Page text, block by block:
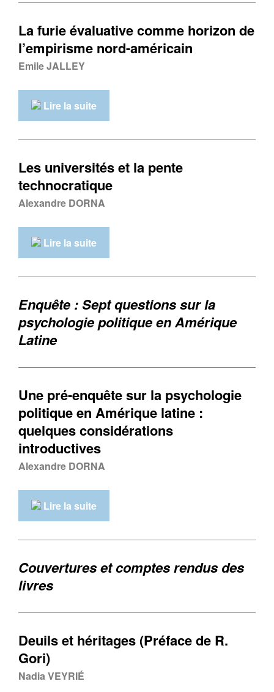
La furie évaluative comme horizon de
l’empirisme nord-américain
Emile JALLEY
Lire la suite
Les universités et la pente
technocratique
Alexandre DORNA
Lire la suite
Enquête : Sept questions sur la
psychologie politique en Amérique
Latine
Une pré-enquête sur la psychologie
politique en Amérique latine :
quelques considérations
introductives
Alexandre DORNA
Lire la suite
Couvertures et comptes rendus des
livres
Deuils et héritages (Préface de R.
Gori)
Nadia VEYRIÉ